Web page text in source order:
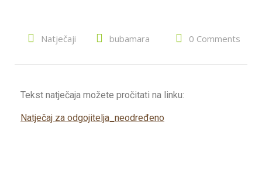
Natječaji bubamara 0 Comments
Tekst natječaja možete pročitati na linku:
Natječaj za odgojitelja_neodređeno